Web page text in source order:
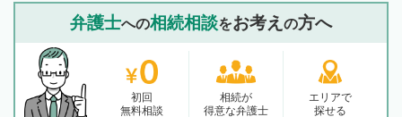
弁護士への相続相談をお考え の方へ
初回
無料相談
相続が
得意な弁護士
エリアで
探せる